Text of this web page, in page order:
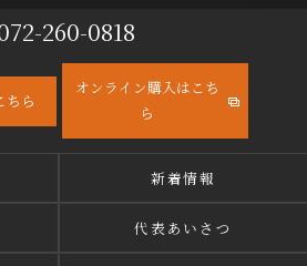
260-0818
ちら
オンライン購入はこち
ら
新着情報
代表あいさつ